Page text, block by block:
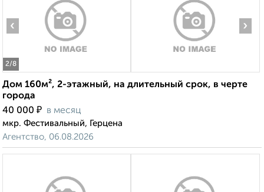
2/8
‹ ›
Дом 160м², 2-этажный, на длительный срок, в черте
города
40 000 ₽ в месяц
мкр. Фестивальный, Герцена
Агентство, 06.08.2026